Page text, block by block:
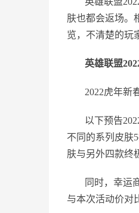
肤也都会返场。
览，不清楚的玩
英雄联盟
2022虎年新
以下预告
不同的系列皮肤
肤与另外四款终
同时，幸运
与本次活动价对